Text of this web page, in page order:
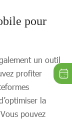
pour
un outil
profiter
la
pouvez